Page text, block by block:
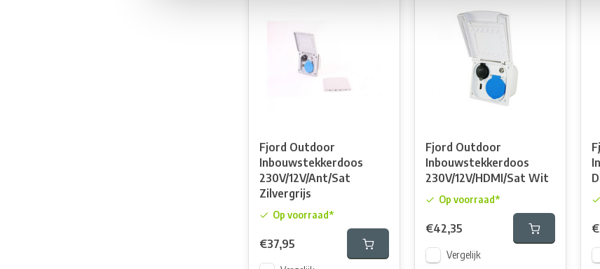
Fjord Outdoor
Inbouwstekkerdoos
230V/12V/Ant/Sat
Zilvergrijs
Op voorraad*
€37,95
Fjord Outdoor
Inbouwstekkerdoos
230V/12V/HDMI/Sat Wit
Op voorraad*
€42,35
Vergelijk